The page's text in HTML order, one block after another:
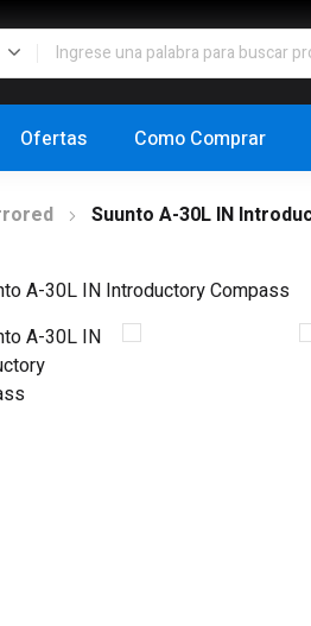
Ofertas Como Comprar
Suunto A-30L IN